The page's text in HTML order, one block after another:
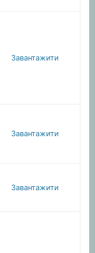
Завантажити
Завантажити
Завантажити